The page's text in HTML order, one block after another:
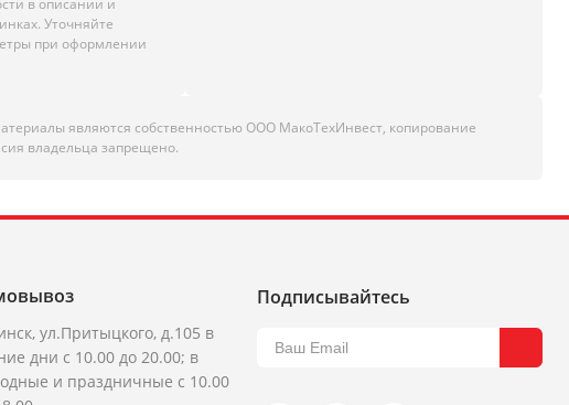
в описании и
Уточняйте
при оформлении
являются собственностью ООО МакоТехИнвест, копирование
владельца запрещено.
ул.Притыцкого, д.105 в
дни с 10.00 до 20.00; в
и праздничные с 10.00
Подписывайтесь